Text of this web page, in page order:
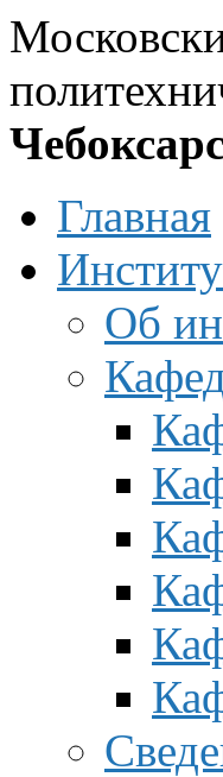
Главная
Об